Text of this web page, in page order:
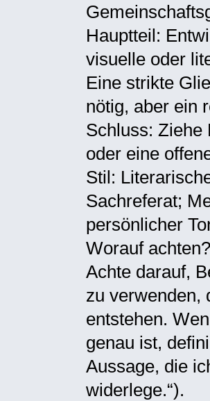
Hauptteil:
visuelle oder
Eine strikte
nötig, aber ein
Schluss: Ziehe
oder eine
Stil:
Sachreferat;
persönlicher
Worauf achten?
Achte darauf,
zu verwenden,
entstehen.
genau ist,
Aussage, die
widerlege.“).